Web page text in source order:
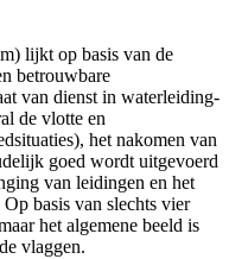
lijkt op basis van de
betrouwbare
van dienst in waterleiding-
de vlotte en
het nakomen van
goed wordt uitgevoerd
van leidingen en het
basis van slechts vier
het algemene beeld is
vlaggen.